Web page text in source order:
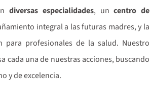
diversas especialidades, uncentro de
integral a las futuras madres, y la
profesionales de la salud. Nuestro
cada una de nuestras acciones, buscando
y de excelencia.